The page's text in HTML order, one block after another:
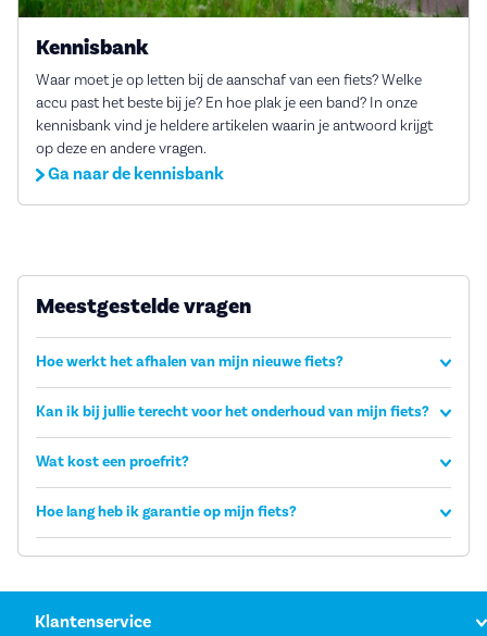
Kennisbank
Waar moet je op letten bij de aanschaf van een fiets? Welke
accu past het beste bij je? En hoe plak je een band? In onze
kennisbank vind je heldere artikelen waarin je antwoord krijgt
op deze en andere vragen.
Ga naar de kennisbank
Meestgestelde vragen
Hoe werkt het afhalen van mijn nieuwe fiets?
Kan ik bij jullie terecht voor het onderhoud van mijn fiets?
Wat kost een proefrit?
Hoe lang heb ik garantie op mijn fiets?
Klantenservice